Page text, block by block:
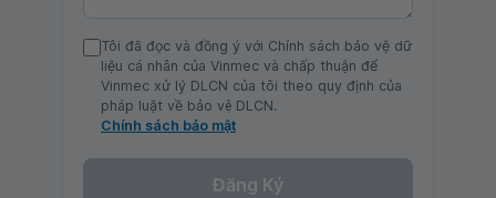
Tôi đã đọc và đồng ý với Chính sách bảo vệ dữ
liệu cá nhân của Vinmec và chấp thuận để
Vinmec xử lý DLCN của tôi theo quy định của
pháp luật về bảo vệ DLCN.
Chính sách bảo mật
Đăng Ký